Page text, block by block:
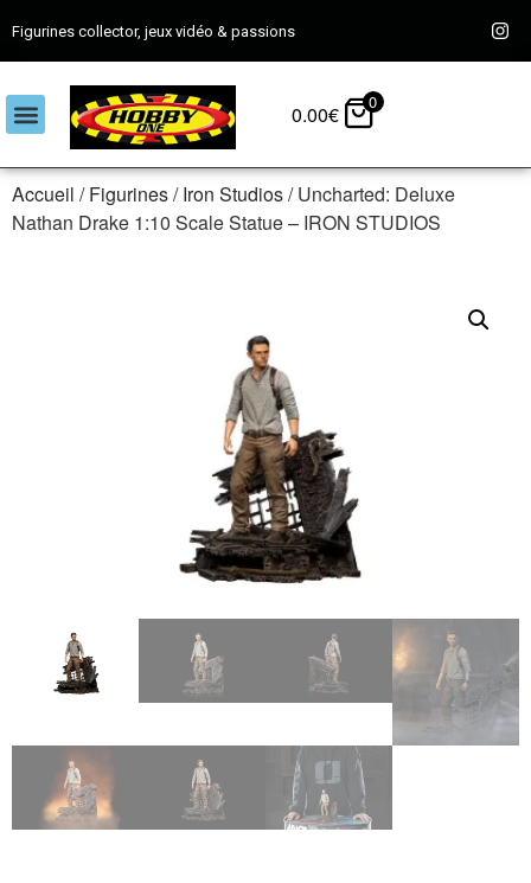
Figurines collector, jeux vidéo & passions
0.00€ 0
Accueil /Figurines/Iron Studios/ Uncharted: Deluxe
Nathan Drake 1:10 Scale Statue – IRON STUDIOS